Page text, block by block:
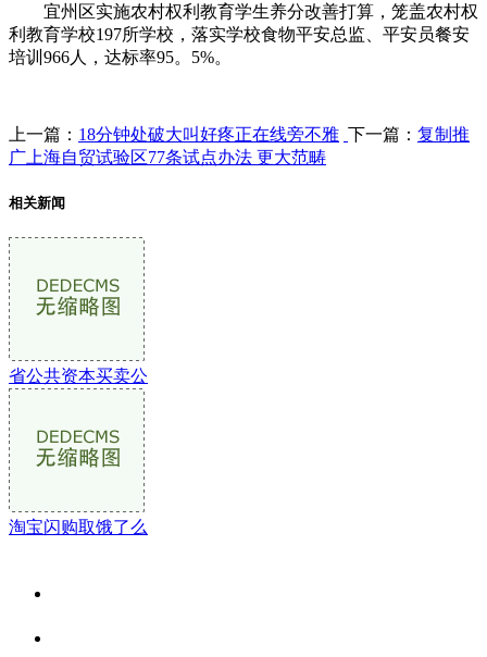
宜州区实施农村权利教育学生养分改善打算，笼盖农村权
利教育学校197所学校，落实学校食物平安总监、平安员餐安
培训966人，达标率95。5%。
上一篇： 18分钟处破大叫好疼正在线旁不雅 下一篇： 复制推
广上海自贸试验区77条试点办法 更大范畴
相关新闻
省公共资本买卖公
淘宝闪购取饿了么